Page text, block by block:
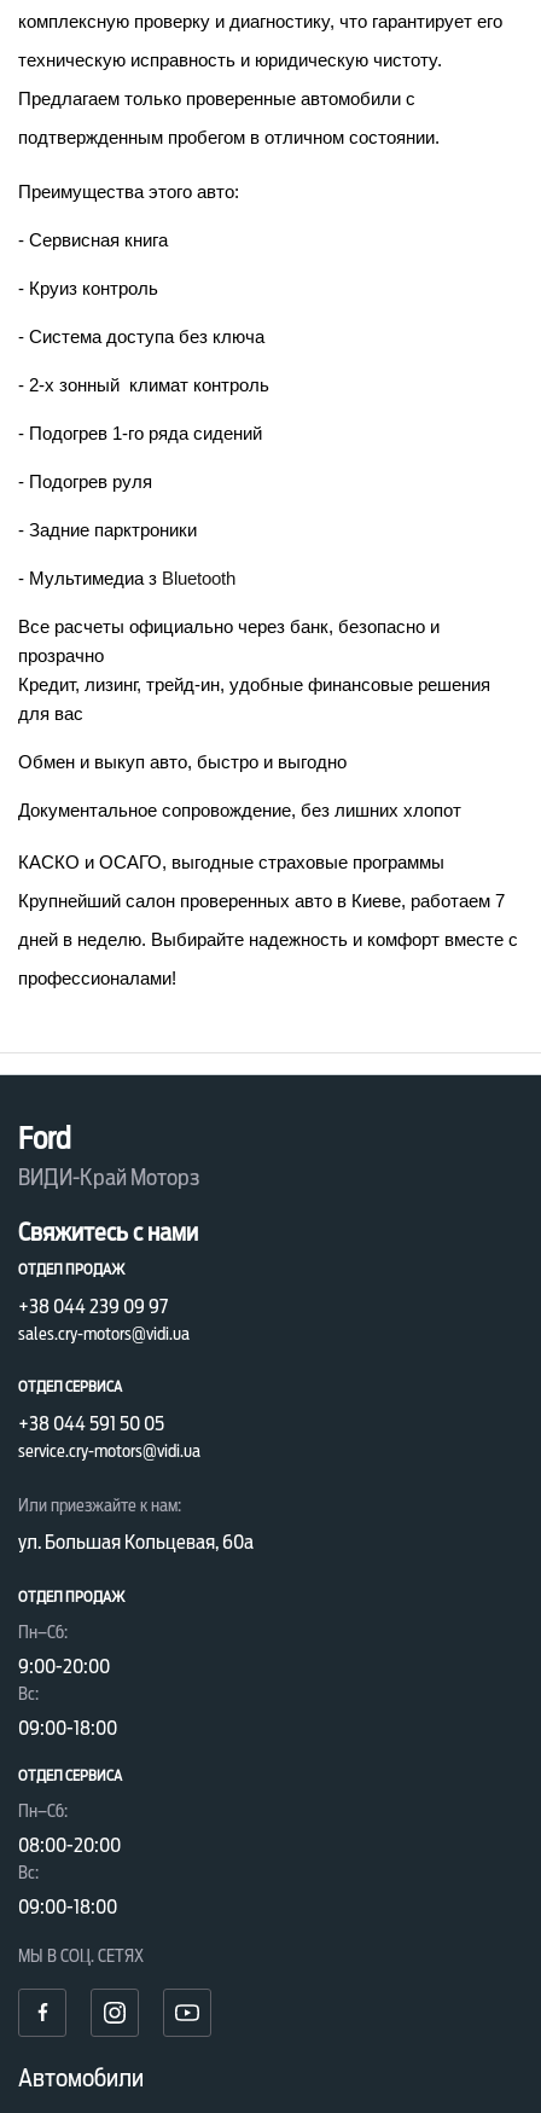
комплексную проверку и диагностику, что гарантирует его
техническую исправность и юридическую чистоту.
Предлагаем только проверенные автомобили с
подтвержденным пробегом в отличном состоянии.
Преимущества этого авто:
- Сервисная книга
- Круиз контроль
- Система доступа без ключа
- 2-х зонный  климат контроль
- Подогрев 1-го ряда сидений
- Подогрев руля
- Задние парктроники
- Мультимедиа з Bluetooth
Все расчеты официально через банк, безопасно и
прозрачно
Кредит, лизинг, трейд-ин, удобные финансовые решения
для вас
Обмен и выкуп авто, быстро и выгодно
Документальное сопровождение, без лишних хлопот
КАСКО и ОСАГО, выгодные страховые программы
Крупнейший салон проверенных авто в Киеве, работаем 7
дней в неделю. Выбирайте надежность и комфорт вместе с
профессионалами!
Ford
ВИДИ-Край Моторз
Свяжитесь с нами
ОТДЕЛ ПРОДАЖ
+38 044 239 09 97
sales.cry-motors@vidi.ua
ОТДЕЛ СЕРВИСА
+38 044 591 50 05
service.cry-motors@vidi.ua
Или приезжайте к нам:
ул. Большая Кольцевая, 60а
ОТДЕЛ ПРОДАЖ
Пн–Сб:
9:00-20:00
Вc:
09:00-18:00
ОТДЕЛ CЕРВИСА
Пн–Сб:
08:00-20:00
Вc:
09:00-18:00
МЫ В СОЦ. СЕТЯХ
Автомобили